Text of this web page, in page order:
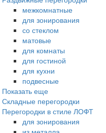
межкомнатные
для зонирования
со стеклом
матовые
для комнаты
для гостиной
для кухни
подвесные
Показать еще
Складные перегородки
Перегородки в стиле ЛОФТ
для зонирования